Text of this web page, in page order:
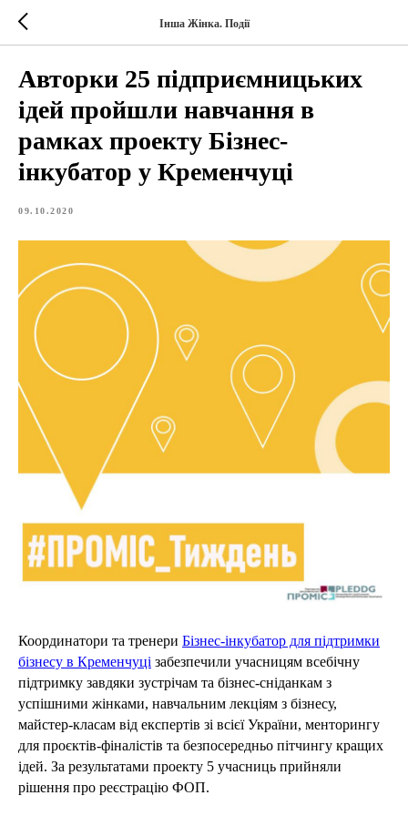
Інша Жінка. Події
Авторки 25 підприємницьких
ідей пройшли навчання в
рамках проекту Бізнес-
інкубатор у Кременчуці
09.10.2020
Координатори та тренери Бізнес-інкубатор для підтримки
бізнесу в Кременчуці забезпечили учасницям всебічну
підтримку завдяки зустрічам та бізнес-сніданкам з
успішними жінками, навчальним лекціям з бізнесу,
майстер-класам від експертів зі всієї України, менторингу
для проєктів-фіналістів та безпосередньо пітчингу кращих
ідей. За результатами проекту 5 учасниць прийняли
рішення про реєстрацію ФОП.